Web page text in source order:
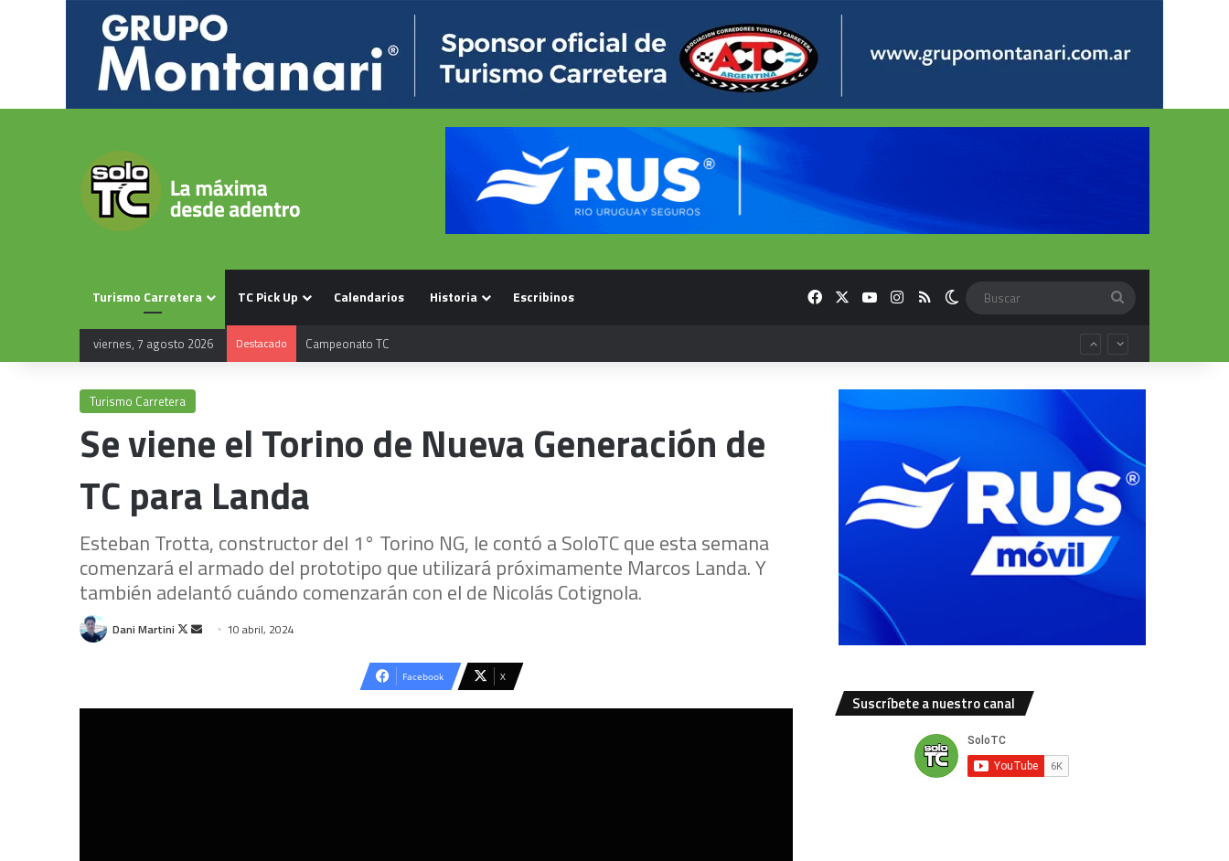
Turismo Carretera TC Pick Up Calendarios Historia Escribinos FacebookYouTubeInstagram
RSS Switch skin
viernes, 7 agosto 2026 Destacado Campeonato TC
Turismo Carretera
Se viene el Torino de Nueva Generación de
TC para Landa
Esteban Trotta, constructor del 1° Torino NG, le contó a SoloTC que esta semana
comenzará el armado del prototipo que utilizará próximamente Marcos Landa. Y
también adelantó cuándo comenzarán con el de Nicolás Cotignola.
Dani Martini
Follow
Send 10 abril, 2024
Facebook X
Suscríbete a nuestro canal